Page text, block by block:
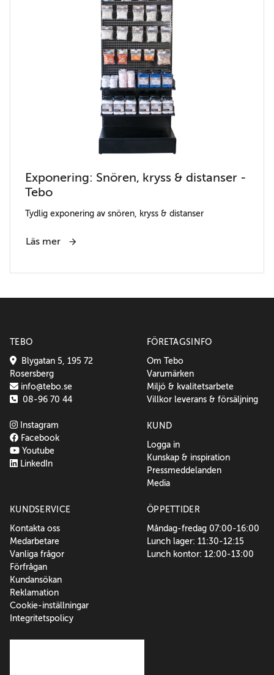
Exponering: Snören, kryss & distanser -
Tebo
Tydlig exponering av snören, kryss & distanser
Läs mer
TEBO
Blygatan 5, 195 72
Rosersberg
info@tebo.se
08-96 70 44
Instagram
Facebook
Youtube
LinkedIn
FÖRETAGSINFO
Om Tebo
Varumärken
Miljö & kvalitetsarbete
Villkor leverans & försäljning
KUND
Logga in
Kunskap & inspiration
Pressmeddelanden
Media
KUNDSERVICE
Kontakta oss
Medarbetare
Vanliga frågor
Förfrågan
Kundansökan
Reklamation
Cookie-inställningar
Integritetspolicy
ÖPPETTIDER
Måndag-fredag 07:00-16:00
Lunch lager: 11:30-12:15
Lunch kontor: 12:00-13:00